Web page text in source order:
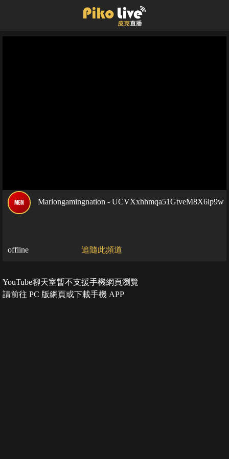
Marlongamingnation - UCVXxhhmqa51GtveM8X6lp9w
offline 追隨此頻道
YouTube聊天室暫不支援手機網頁瀏覽
請前往 PC 版網頁或下載手機 APP